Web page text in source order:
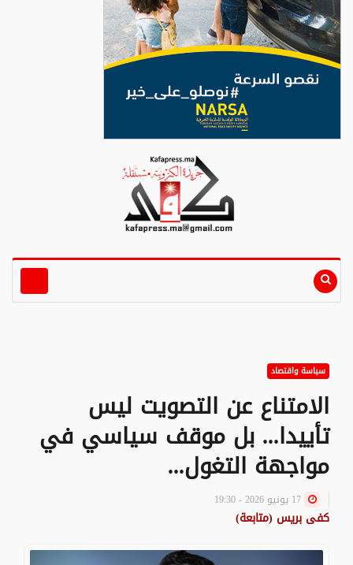
سياسة واقتصاد
الامتناع عن التصويت ليس
تأييدا... بل موقف سياسي في
مواجهة التغول...
كفى بريس (متابعة)